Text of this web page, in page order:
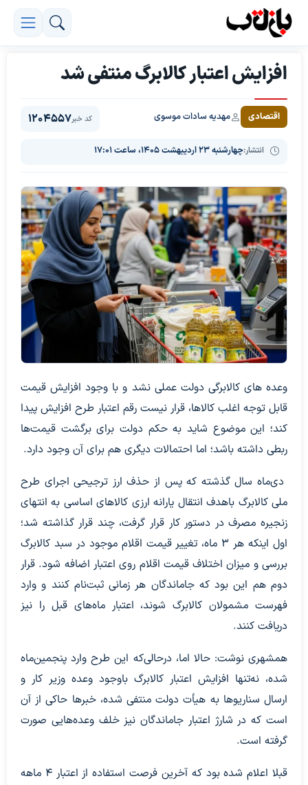
افزایش اعتبار کالابرگ منتفی شد
اقتصادی مهدیه سادات موسوی
انتشار:چهارشنبه ۲۳ اردیبهشت ۱۴۰۵، ساعت ۱۷:۰۱
کد خبر1204557
وعده های کالابرگی دولت عملی نشد و با وجود افزایش قیمت
قابل توجه اغلب کالاها، قرار نیست رقم اعتبار طرح افزایش پیدا
کند؛ این موضوع شاید به حکم دولت برای برگشت قیمت‌ها
ربطی داشته باشد؛ اما احتمالات دیگری هم برای آن وجود دارد.
دی‌ماه سال گذشته که پس از حذف ارز ترجیحی اجرای طرح
ملی کالابرگ باهدف انتقال یارانه ارزی کالاهای اساسی به انتهای
زنجیره مصرف در دستور کار قرار گرفت، چند قرار گذاشته شد؛
اول اینکه هر ۳ ماه، تغییر قیمت اقلام موجود در سبد کالابرگ
بررسی و میزان اختلاف قیمت اقلام روی اعتبار اضافه شود. قرار
دوم هم این بود که جاماندگان هر زمانی ثبت‌نام کنند و وارد
فهرست مشمولان کالابرگ شوند، اعتبار ماه‌های قبل را نیز
دریافت کنند.
همشهری نوشت: حالا اما، درحالی‌که این طرح وارد پنجمین‌ماه
شده، نه‌تنها افزایش اعتبار کالابرگ باوجود وعده وزیر کار و
ارسال سناریوها به هیأت دولت منتفی شده، خبرها حاکی از آن
است که در شارژ اعتبار جاماندگان نیز خلف وعده‌هایی صورت
گرفته است.
قبلا اعلام شده بود که آخرین فرصت استفاده از اعتبار ۴ ماهه